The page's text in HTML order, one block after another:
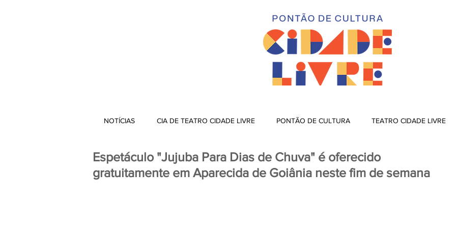
Espetáculo "Jujuba Para Dias de Chuva" é oferecido
gratuitamente em Aparecida de Goiânia neste fim de semana
NOTÍCIAS CIA DE TEATRO CIDADE LIVRE PONTÃO DE CULTURA TEATRO CIDADE LIVRE